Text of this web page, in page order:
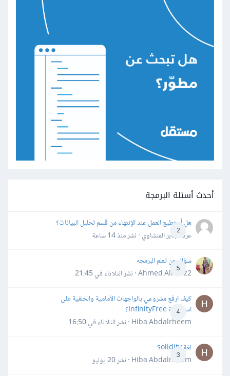
أحدث أسئلة البرمجة
2
هل أستطيع العمل عند الإنتهاء من قسم تحليل البيانات؟
عرفه جابر المنشاوي · نشرمنذ 14 ساعة
5
سؤال عن تعلم البرمجه
Ahmed Alhafiz2 · نشر
الثلاثاء في 21:45
4
كيف ارفع مشروعي بالواجهات الأمامية والخلفية على
استضافة InfinityFree؟
Hiba Abdalrheem · نشر
الثلاثاء في 16:50
3
لغة solidity
Hiba Abdalrheem · نشر
20 يوليو